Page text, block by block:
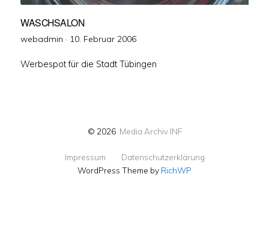
WASCHSALON
webadmin · Veröffentlicht
10. Februar 2006
Werbespot für die Stadt Tübingen
© 2026 Media Archiv INF
Impressum
Datenschutzerklärung
WordPress Theme by RichWP